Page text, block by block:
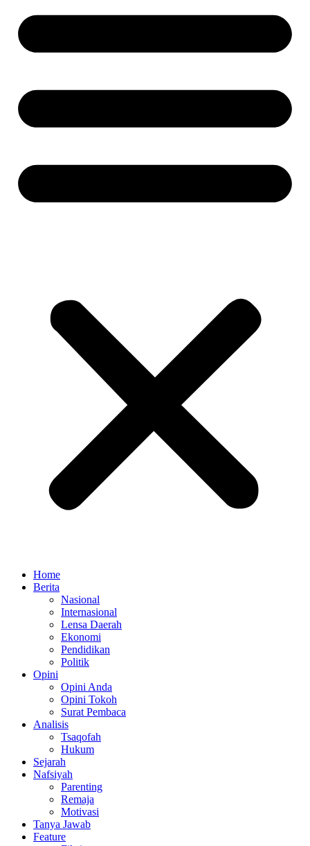
Home
Berita
Nasional
Internasional
Lensa Daerah
Ekonomi
Pendidikan
Politik
Opini
Opini Anda
Opini Tokoh
Surat Pembaca
Analisis
Tsaqofah
Hukum
Sejarah
Nafsiyah
Parenting
Remaja
Motivasi
Tanya Jawab
Feature